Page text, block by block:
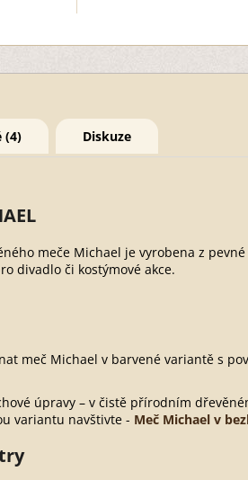
(4) Diskuze
meče Michael je vyrobena z
divadlo či kostýmové akce.
meč Michael v barvené variantě s
úpravy – v čistě přírodním
variantu navštivte - Meč Michael v